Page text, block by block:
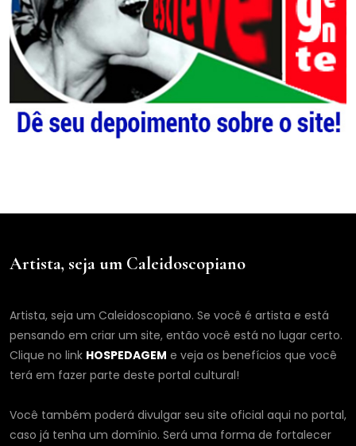
Artista, seja um Caleidoscopiano
Artista, seja um Caleidoscopiano. Se você é artista e está
pensando em criar um site, então você está no lugar certo.
Clique no link HOSPEDAGEM e veja os benefícios que você
terá em fazer parte deste portal cultural!
Você também poderá divulgar seu site oficial aqui no portal,
caso já tenha um domínio. Será uma forma de fortalecer